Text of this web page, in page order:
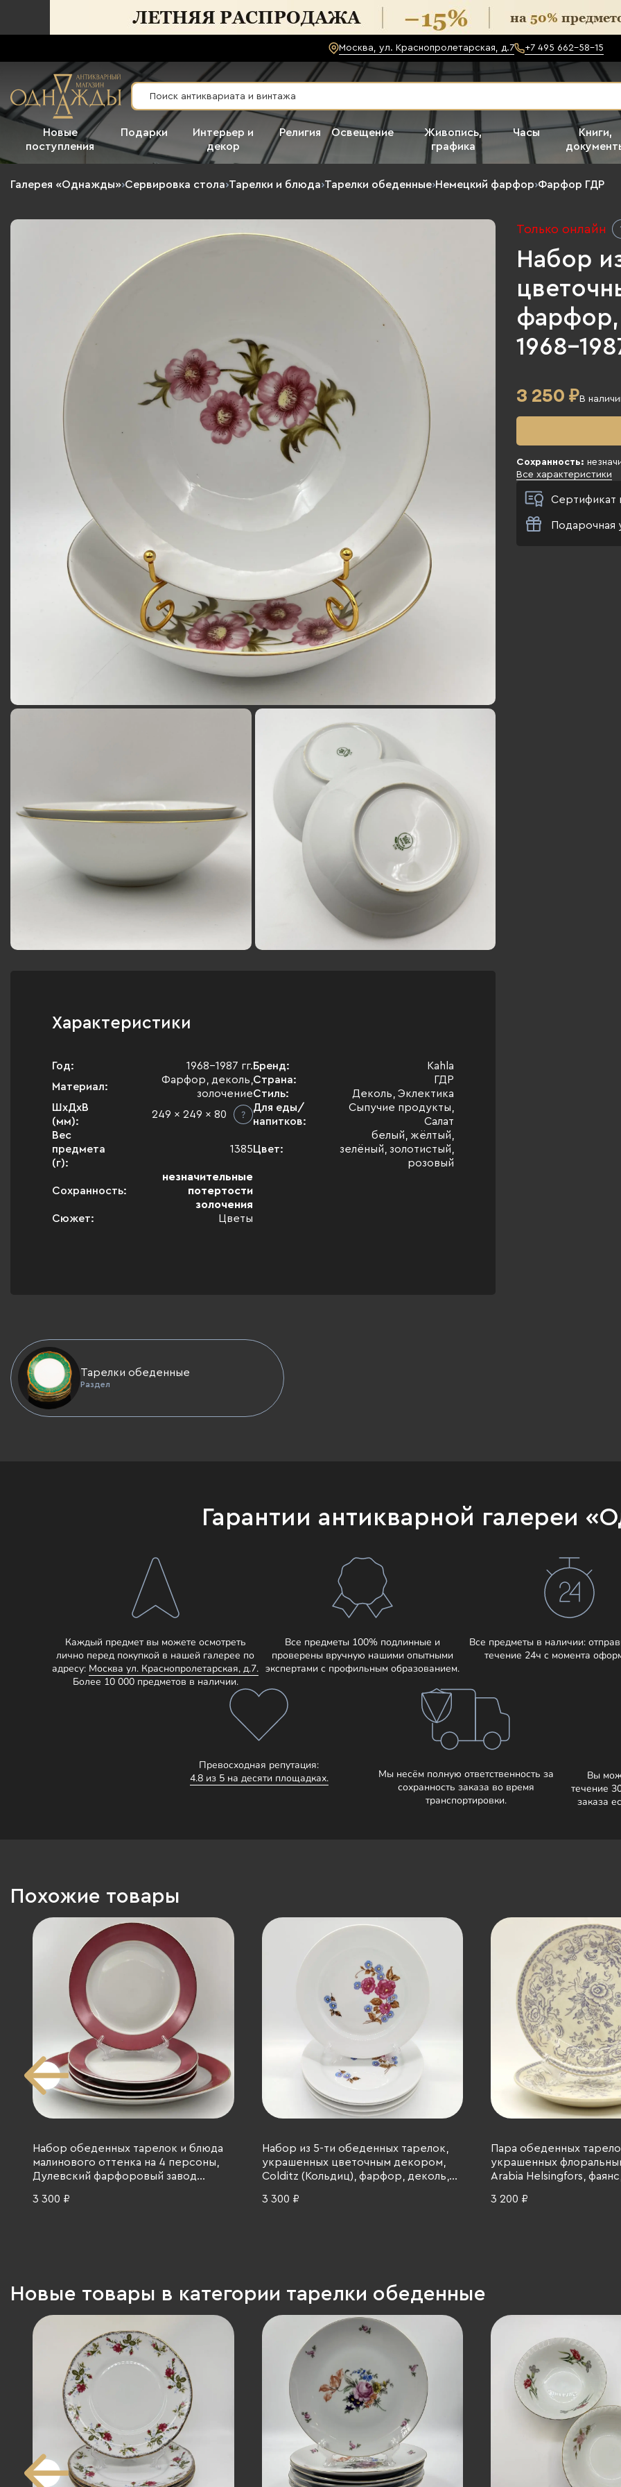
Москва, ул. Краснопролетарская, д.7 +7 495 662-58-15
Новые
поступления
Подарки
Интерьер и
декор
Религия Освещение
Живопись,
графика
Часы
Книги,
Галерея «Однажды»›Сервировка стола›Тарелки и блюда›Тарелки обеденные›Немецкий фарфор›Фарфор ГДР
Только онлайн
Набор
фарфор,
1968-
3 250 ₽В
Сохранность:
Все характеристики
Сертификат
Подарочная
Характеристики
Год:
1968-1987 гг.
Материал:
Фарфор, деколь,
золочение
ШхДхВ
(мм):
249 x 249 x 80
Вес
предмета
(г):
1385
Сохранность:
незначительные
потертости
золочения
Сюжет:
Цветы
Бренд:
Kahla
Страна:
ГДР
Стиль:
Деколь, Эклектика
Для еды/
напитков:
Сыпучие продукты,
Салат
Цвет:
белый, жёлтый,
зелёный, золотистый,
розовый
Тарелки обеденные
Раздел
Гарантии антикварной галереи
Каждый предмет вы можете осмотреть
лично перед покупкой в нашей галерее по
адресу: Москва ул. Краснопролетарская, д.7.
Более 10 000 предметов в наличии.
Все предметы 100% подлинные и
проверены вручную нашими опытными
экспертами с профильным образованием.
Все предметы в наличии:
течение 24ч с момента
Превосходная репутация:
4.8 из 5 на десяти площадках.
Мы несём полную ответственность за
сохранность заказа во время
транспортировки.
Вы
течение
заказа
Похожие товары
Набор обеденных тарелок и блюда
малинового оттенка на 4 персоны,
Дулевский фарфоровый завод
золочение, СССР, 1970-1990 гг.
3 300 ₽
Набор из 5-ти обеденных тарелок,
украшенных цветочным декором,
Colditz (Кольдиц), фарфор, деколь,
3 300 ₽
Пара обеденных
украшенных
Arabia Helsingfors,
3 200 ₽
Новые товары в категории тарелки обеденные